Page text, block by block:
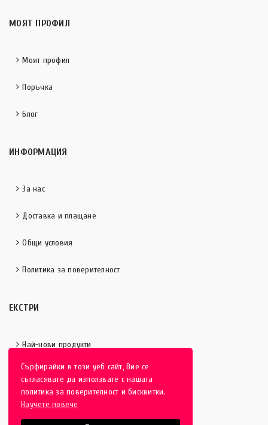
Сърфирайки в този уеб сайт, Вие се
съгласявате да използвате с нашата
политика за поверителност и бисквитки.
Научете повече
МОЯТ ПРОФИЛ
Моят профил
Поръчка
Блог
ИНФОРМАЦИЯ
За нас
Доставка и плащане
Общи условия
Политика за поверителност
ЕКСТРИ
Най-нови продукти
Отличени продукти